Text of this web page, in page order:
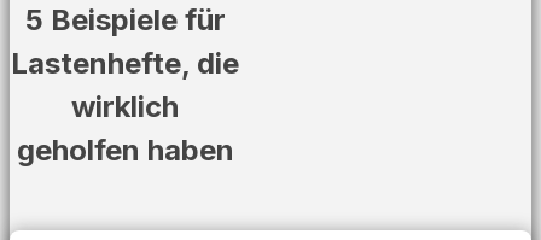
5 Beispiele für
Lastenhefte, die
wirklich
geholfen haben